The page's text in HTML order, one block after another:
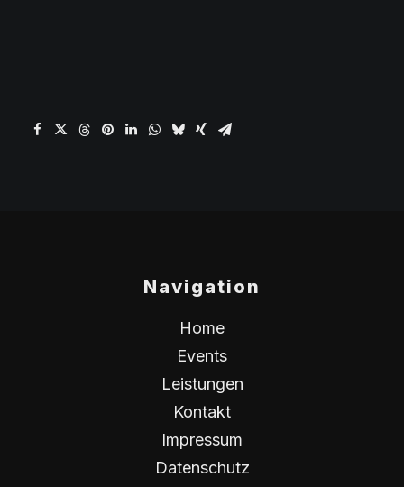
Navigation
Home
Events
Leistungen
Kontakt
Impressum
Datenschutz